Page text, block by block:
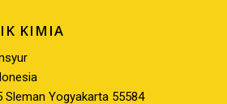
KIMIA
Sleman Yogyakarta 55584